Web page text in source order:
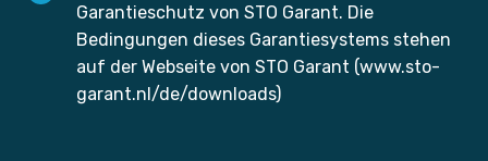
Garantieschutz von STO Garant. Die
Bedingungen dieses Garantiesystems stehen
auf der Webseite von STO Garant (www.sto-
garant.nl/de/downloads)